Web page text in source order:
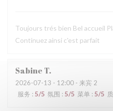
Toujours trés bien Bel accueil
Continuez ainsi c'est parfait
Sabine T
2026-07-13 - 12:00 - 来宾 2
服务 : 5/5 氛围 : 5/5 菜单 : 5/5